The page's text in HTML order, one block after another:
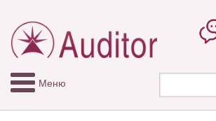
Меню